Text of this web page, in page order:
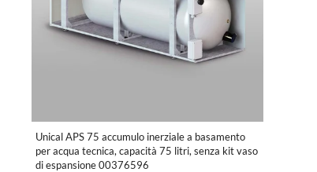
Unical APS 75 accumulo inerziale a basamento
per acqua tecnica, capacità 75 litri, senza kit vaso
di espansione 00376596